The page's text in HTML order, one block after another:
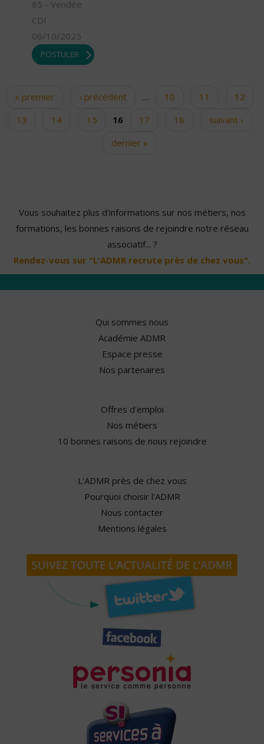
85 - Vendée
CDI
06/10/2025
POSTULER
Pages
« premier ‹ précédent … 10 11
12
13
14 15 16 17 18
suivant ›
dernier »
Vous souhaitez plus d'informations sur nos métiers, nos
formations, les bonnes raisons de rejoindre notre réseau
associatif... ?
Rendez-vous sur "L'ADMR recrute près de chez vous".
Qui sommes nous
Académie ADMR
Espace presse
Nos partenaires
Offres d'emploi
Nos métiers
10 bonnes raisons de nous rejoindre
L'ADMR près de chez vous
Pourquoi choisir l'ADMR
Nous contacter
Mentions légales